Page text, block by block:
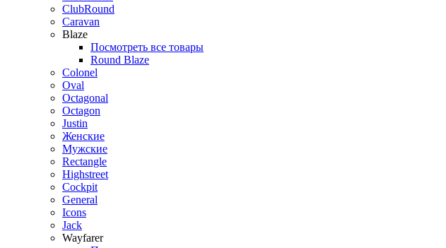
ClubRound
Caravan
Blaze
Посмотреть все товары
Round Blaze
Colonel
Oval
Octagonal
Octagon
Justin
Женские
Мужские
Rectangle
Highstreet
Cockpit
General
Icons
Jack
Wayfarer